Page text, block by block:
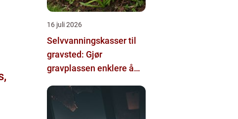
16 juli 2026
Selvvanningskasser til
gravsted: Gjør
gravplassen enklere å